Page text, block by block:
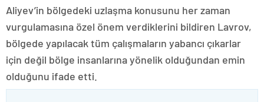
Aliyev’in bölgedeki uzlaşma konusunu her zaman
vurgulamasına özel önem verdiklerini bildiren Lavrov,
bölgede yapılacak tüm çalışmaların yabancı çıkarlar
için değil bölge insanlarına yönelik olduğundan emin
olduğunu ifade etti.